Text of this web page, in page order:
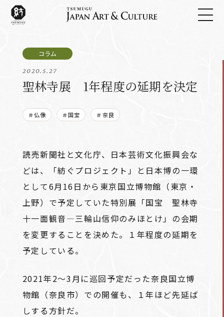
2020.5.27
聖林寺展 1年程度の延期を決定
＃仏像 ＃国宝 ＃奈良
読売新聞社と文化庁、日本芸術文化振興会な
どは、「紡ぐプロジェクト」と日本博の一環
として6月16日から東京国立博物館（東京・
上野）で予定していた特別展「国宝 聖林寺
十一面観音―三輪山信仰のみほとけ」の会期
を変更することを決めた。１年程度の延期を
予定している。
2021年2～3月に巡回予定だった奈良国立博
物館（奈良市）での開催も、１年ほど先延ば
しする方針だ。